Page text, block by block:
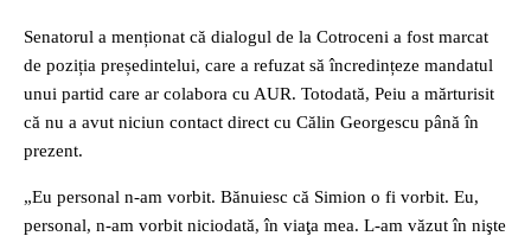
Senatorul a menționat că dialogul de la Cotroceni a fost marcat
de poziția președintelui, care a refuzat să încredințeze mandatul
unui partid care ar colabora cu AUR. Totodată, Peiu a mărturisit
că nu a avut niciun contact direct cu Călin Georgescu până în
prezent.
„Eu personal n-am vorbit. Bănuiesc că Simion o fi vorbit. Eu,
personal, n-am vorbit niciodată, în viaţa mea. L-am văzut în nişte